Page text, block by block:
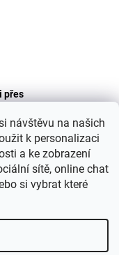
návštěvu na našich
k personalizaci
a ke zobrazení
sítě, online chat
si vybrat které
přes